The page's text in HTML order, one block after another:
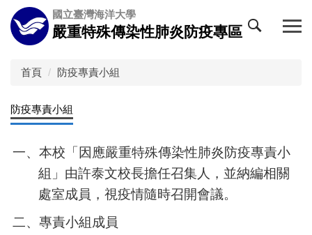
國立臺灣海洋大學
嚴重特殊傳染性肺炎防疫專區
首頁 防疫專責小組
防疫專責小組
一、本校「因應嚴重特殊傳染性肺炎防疫專責小
組」由許泰文校長擔任召集人，並納編相關
處室成員，視疫情隨時召開會議。
二、專責小組成員